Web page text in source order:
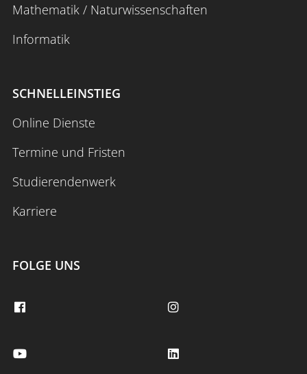
Anmelden
Mathematik / Naturwissenschaften
Informatik
SCHNELLEINSTIEG
Online Dienste
Termine und Fristen
Studierendenwerk
Karriere
FOLGE UNS